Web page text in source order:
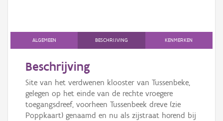
Persoon of collectief
Downloads
Hergebruik
Aanmelden
ALGEMEEN BESCHRIJVING KENMERKEN
Beschrijving
Site van het verdwenen klooster van Tussenbeke,
gelegen op het einde van de rechte vroegere
toegangsdreef, voorheen Tussenbeek dreve (zie
Poppkaart) genaamd en nu als zijstraat horend bij